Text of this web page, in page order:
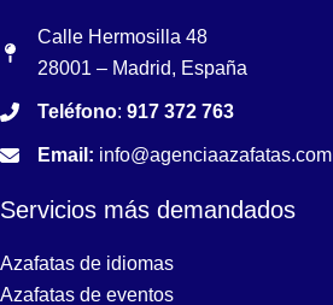
Calle Hermosilla 48
28001 – Madrid, España
Teléfono: 917 372 763
Email: info@agenciaazafatas.com
Servicios más demandados
Azafatas de idiomas
Azafatas de eventos